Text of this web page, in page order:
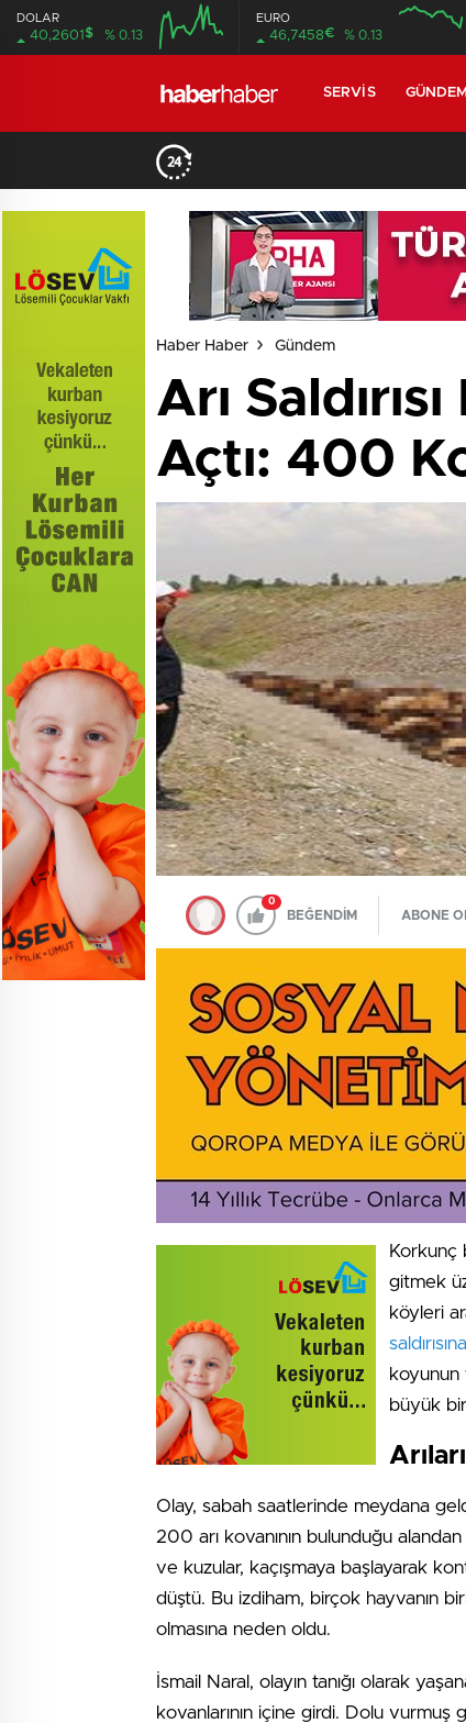
DOLAR
40,2601 $ % 0.13
EURO
46,7458€ % 0.13
SERVIS GÜNDEM
Haber Haber Gündem
Arı
Açtı: 400
0
BEĞENDİM ABONE
Korkunç
gitmek
köyleri
saldırısına
koyunun
büyük
Olay, sabah saatlerinde meydana
200 arı kovanının bulunduğu alandan
ve kuzular, kaçışmaya başlayarak
düştü. Bu izdiham, birçok hayvanın
olmasına neden oldu.
İsmail Naral, olayın tanığı olarak
kovanlarının içine girdi. Dolu